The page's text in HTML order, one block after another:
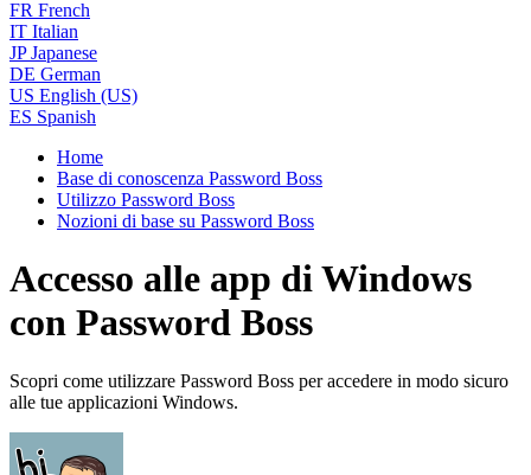
FR French
IT Italian
JP Japanese
DE German
US English (US)
ES Spanish
Home
Base di conoscenza Password Boss
Utilizzo Password Boss
Nozioni di base su Password Boss
Accesso alle app di Windows
con Password Boss
Scopri come utilizzare Password Boss per accedere in modo sicuro
alle tue applicazioni Windows.